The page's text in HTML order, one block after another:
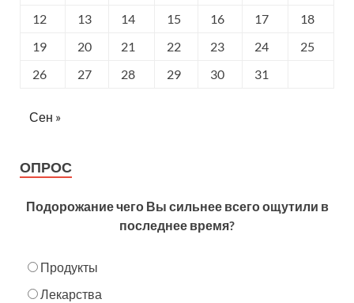
12
13 14 15 16 17
18
19
20 21 22 23 24
25
26
27 28 29 30 31
Сен »
ОПРОС
Подорожание чего Вы сильнее всего ощутили в
последнее время?
Продукты
Лекарства